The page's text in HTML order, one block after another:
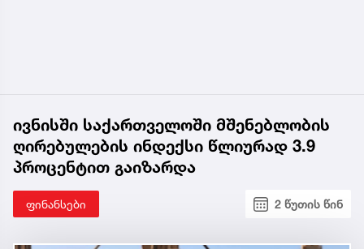
ივნისში საქართველოში მშენებლობის
ღირებულების ინდექსი წლიურად 3.9
პროცენტით გაიზარდა
ფინანსები 2 წუთის წინ